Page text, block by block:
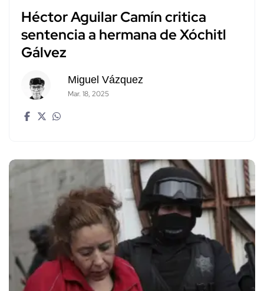
Héctor Aguilar Camín critica
sentencia a hermana de Xóchitl
Gálvez
Miguel Vázquez
Mar. 18, 2025